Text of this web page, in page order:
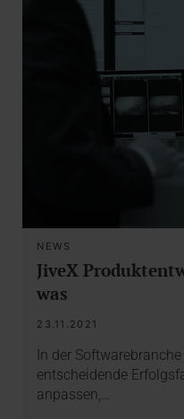
NEWS
JiveX
was
23.11.2021
In der
entscheidende
anpassen,…